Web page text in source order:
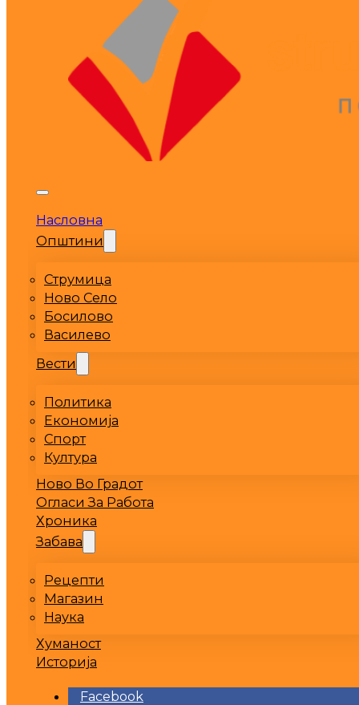
Насловна
Општини
Струмица
Ново Село
Босилово
Василево
Вести
Политика
Економија
Спорт
Култура
Ново Во Градот
Огласи За Работа
Хроника
Забава
Рецепти
Магазин
Наука
Хуманост
Историја
Facebook